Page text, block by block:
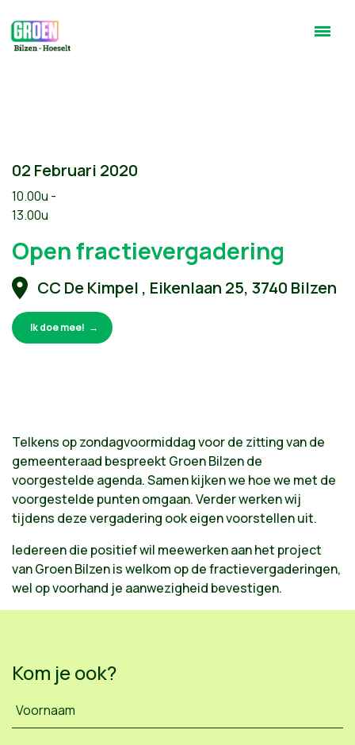
02 Februari 2020
10.00u -
13.00u
Open fractievergadering
CC De Kimpel , Eikenlaan 25, 3740 Bilzen
Ik doe mee!
Telkens op zondagvoormiddag voor de zitting van de
gemeenteraad bespreekt Groen Bilzen de
voorgestelde agenda. Samen kijken we hoe we met de
voorgestelde punten omgaan. Verder werken wij
tijdens deze vergadering ook eigen voorstellen uit.
Iedereen die positief wil meewerken aan het project
van Groen Bilzen is welkom op de fractievergaderingen,
wel op voorhand je aanwezigheid bevestigen.
Kom je ook?
Voornaam